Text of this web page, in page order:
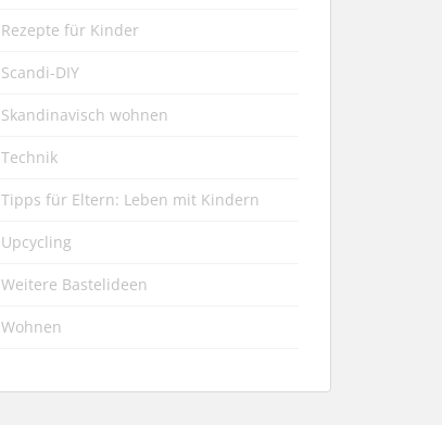
Rezepte für Kinder
Scandi-DIY
Skandinavisch wohnen
Technik
Tipps für Eltern: Leben mit Kindern
Upcycling
Weitere Bastelideen
Wohnen